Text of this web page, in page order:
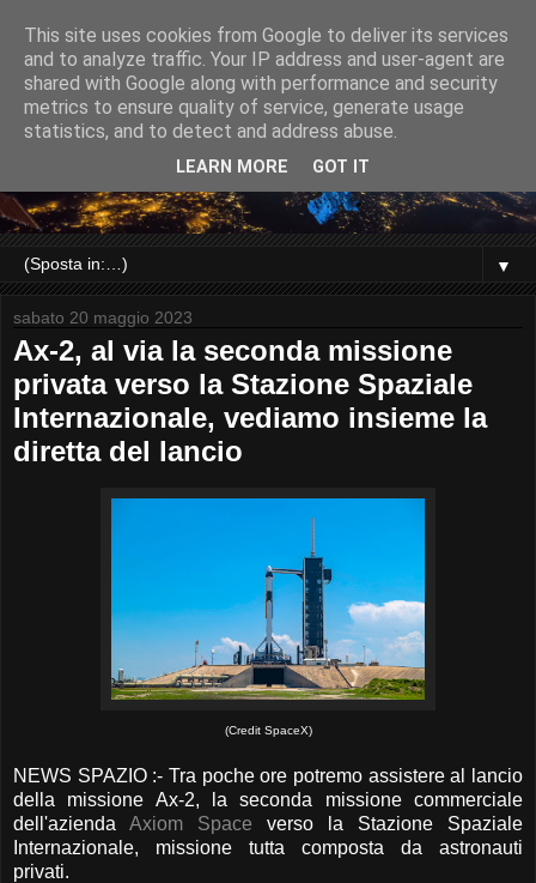
▼
sabato 20 maggio 2023
Ax-2, al via la seconda missione
privata verso la Stazione Spaziale
Internazionale, vediamo insieme la
diretta del lancio
(Credit SpaceX)
NEWS SPAZIO :- Tra poche ore potremo assistere al lancio
della missione Ax-2, la seconda missione commerciale
dell'azienda Axiom Space verso la Stazione Spaziale
Internazionale, missione tutta composta da astronauti
privati.
This site uses cookies from Google to deliver its services
and to analyze traffic. Your IP address and user-agent are
shared with Google along with performance and security
metrics to ensure quality of service, generate usage
statistics, and to detect and address abuse.
LEARN MORE GOT IT